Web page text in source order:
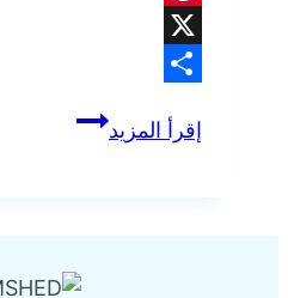
Pinterest
X
إقرأ المزيدعزل